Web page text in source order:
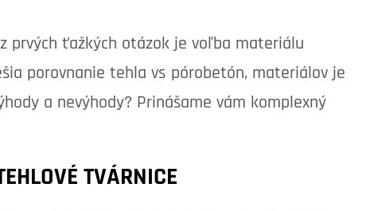
prvých ťažkých otázok je voľba materiálu
porovnanie tehla vs pórobetón, materiálov je
a nevýhody? Prinášame vám komplexný
TVÁRNICE